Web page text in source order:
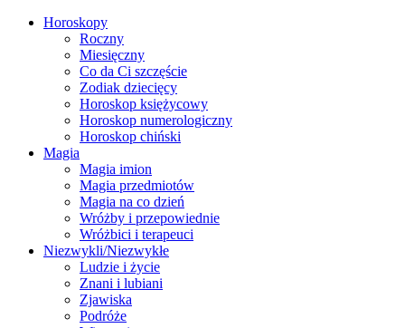
Horoskopy
Roczny
Miesięczny
Co da Ci szczęście
Zodiak dziecięcy
Horoskop księżycowy
Horoskop numerologiczny
Horoskop chiński
Magia
Magia imion
Magia przedmiotów
Magia na co dzień
Wróżby i przepowiednie
Wróżbici i terapeuci
Niezwykli/Niezwykłe
Ludzie i życie
Znani i lubiani
Zjawiska
Podróże